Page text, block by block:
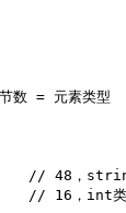
数 = 元素类型
// 48，string
// 16，int类